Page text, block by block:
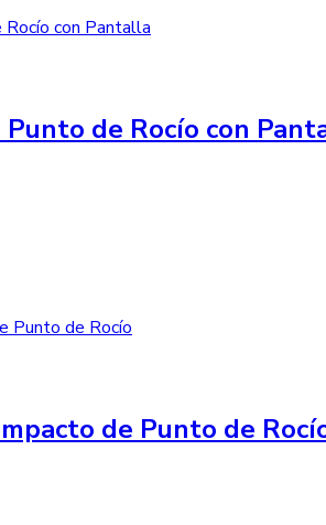
Punto de Rocío con
de Punto de